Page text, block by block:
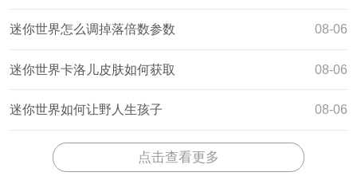
08-06
迷你世界怎么调掉落倍数参数
08-06
迷你世界卡洛儿皮肤如何获取
08-06
迷你世界如何让野人生孩子
点击查看更多